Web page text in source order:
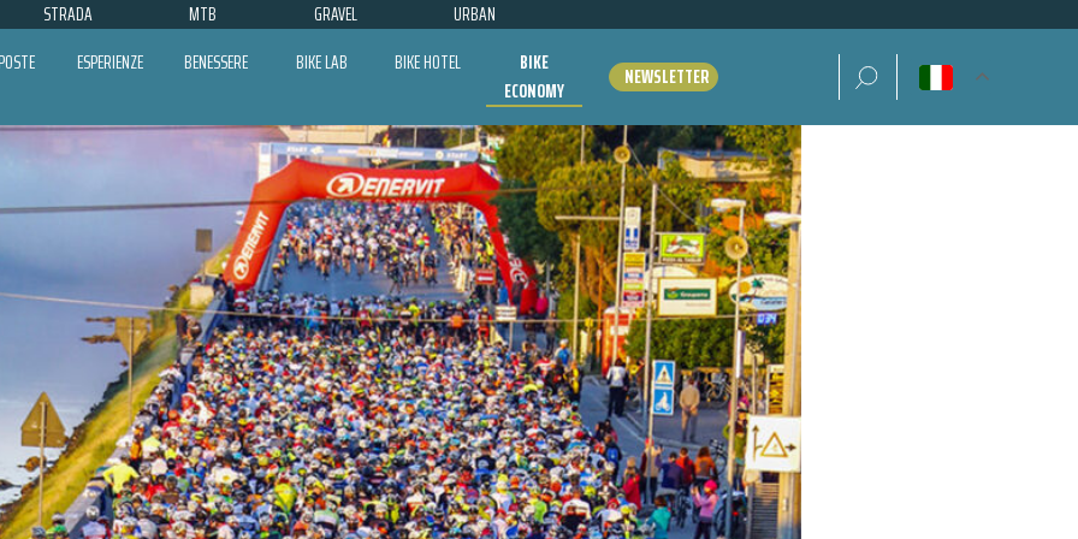
STRADA MTB GRAVEL URBAN
ESPERIENZE BENESSERE BIKE LAB BIKE HOTEL
BIKE
ECONOMY
NEWSLETTER Ricerca per: